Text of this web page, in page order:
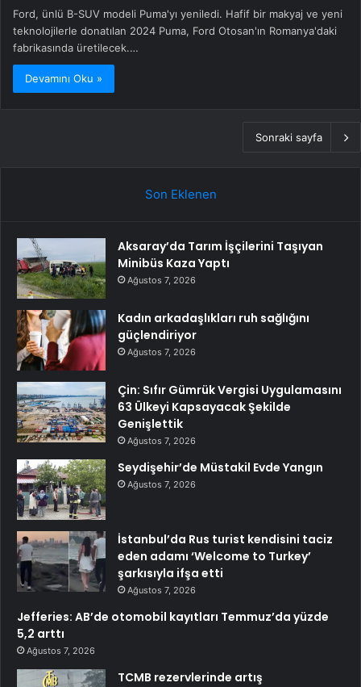
Ford, ünlü B-SUV modeli Puma'yı yeniledi. Hafif bir makyaj ve yeni
teknolojilerle donatılan 2024 Puma, Ford Otosan'ın Romanya'daki
fabrikasında üretilecek.…
Devamını Oku »
Sonraki sayfa
Son Eklenen
Aksaray’da Tarım İşçilerini Taşıyan
Minibüs Kaza Yaptı
Ağustos 7, 2026
Kadın arkadaşlıkları ruh sağlığını
güçlendiriyor
Ağustos 7, 2026
Çin: Sıfır Gümrük Vergisi Uygulamasını
63 Ülkeyi Kapsayacak Şekilde
Genişlettik
Ağustos 7, 2026
Seydişehir’de Müstakil Evde Yangın
Ağustos 7, 2026
İstanbul’da Rus turist kendisini taciz
eden adamı ‘Welcome to Turkey’
şarkısıyla ifşa etti
Ağustos 7, 2026
Jefferies: AB’de otomobil kayıtları Temmuz’da yüzde
5,2 arttı
Ağustos 7, 2026
TCMB rezervlerinde artış